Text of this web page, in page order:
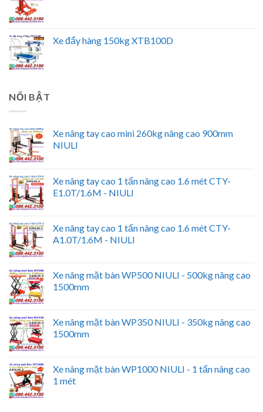
Xe đẩy hàng 150kg XTB100D
NỔI BẬT
Xe nâng tay cao mini 260kg nâng cao 900mm
NIULI
Xe nâng tay cao 1 tấn nâng cao 1.6 mét CTY-
E1.0T/1.6M - NIULI
Xe nâng tay cao 1 tấn nâng cao 1.6 mét CTY-
A1.0T/1.6M - NIULI
Xe nâng mặt bàn WP500 NIULI - 500kg nâng cao
1500mm
Xe nâng mặt bàn WP350 NIULI - 350kg nâng cao
1500mm
Xe nâng mặt bàn WP1000 NIULI - 1 tấn nâng cao
1 mét